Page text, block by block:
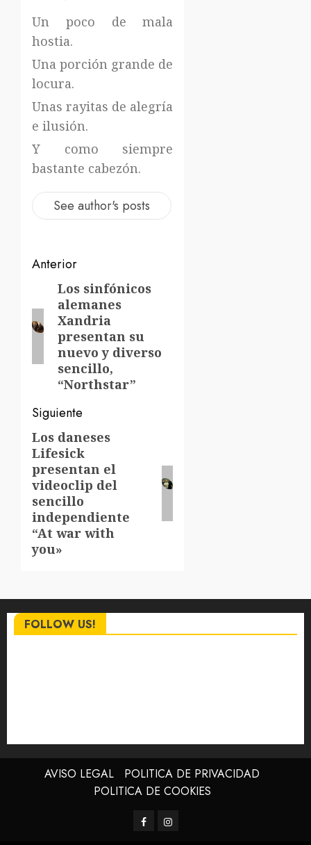
Un poco de mala
hostia.
Una porción grande de
locura.
Unas rayitas de alegría
e ilusión.
Y como siempre
bastante cabezón.
See author's posts
Navegación
entradas
Anterior
Entrada
anterior:
Los sinfónicos
alemanes
Xandria
presentan su
nuevo y diverso
sencillo,
“Northstar”
Siguiente
Siguiente
entrada:
Los daneses
Lifesick
presentan el
videoclip del
sencillo
independiente
“At war with
you»
FOLLOW US!
AVISO LEGAL
POLITICA DE PRIVACIDAD
POLITICA DE COOKIES
FacebookInstagram